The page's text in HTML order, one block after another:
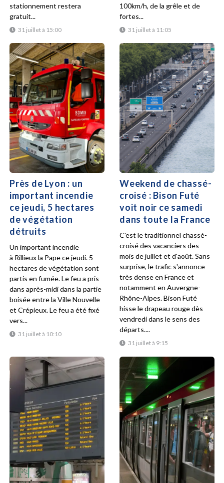
31 juillet à 15:00
stationnement restera
gratuit...
31 juillet à 11:05
100km/h, de la grêle et de
fortes...
Près de Lyon : un
important incendie
ce jeudi, 5 hectares
de végétation
détruits
31 juillet à 10:10
Un important incendie
à Rillieux la Pape ce jeudi. 5
hectares de végétation sont
partis en fumée. Le feu a pris
dans après-midi dans la partie
boisée entre la Ville Nouvelle
et Crépieux. Le feu a été fixé
vers...
Weekend de chassé-
croisé : Bison Futé
voit noir ce samedi
dans toute la France
31 juillet à 9:15
C'est le traditionnel chassé-
croisé des vacanciers des
mois de juillet et d'août. Sans
surprise, le trafic s'annonce
très dense en France et
notamment en Auvergne-
Rhône-Alpes. Bison Futé
hisse le drapeau rouge dès
vendredi dans le sens des
départs....